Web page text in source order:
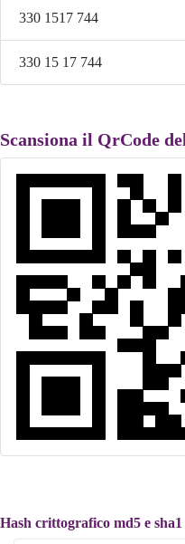
330 1517 744
330 15 17 744
Scansiona il QrCode
Hash crittografico md5 e sha1